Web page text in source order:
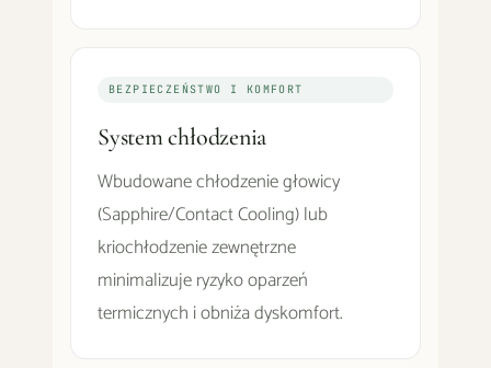
BEZPIECZEŃSTWO I KOMFORT
System chłodzenia
Wbudowane chłodzenie głowicy
(Sapphire/Contact Cooling) lub
kriochłodzenie zewnętrzne
minimalizuje ryzyko oparzeń
termicznych i obniża dyskomfort.